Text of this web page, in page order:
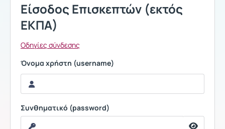
Είσοδος Επισκεπτών (εκτός
ΕΚΠΑ)
Οδηγίες σύνδεσης
Όνομα χρήστη (username)
Συνθηματικό (password)